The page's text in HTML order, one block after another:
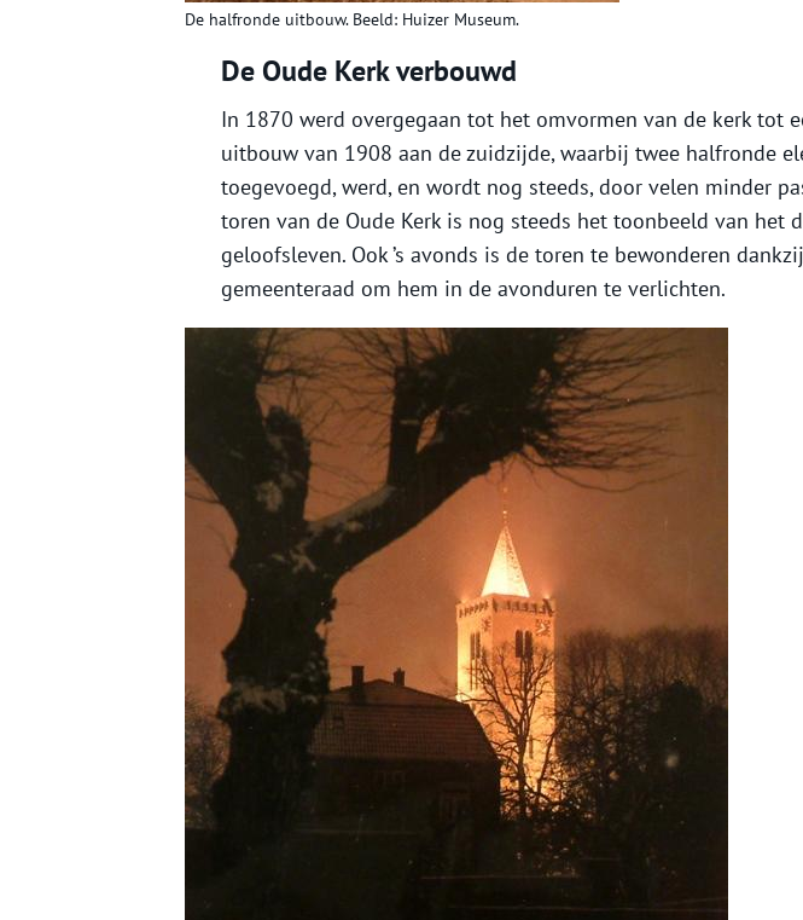
De halfronde uitbouw. Beeld: Huizer Museum.
De Oude Kerk verbouwd
In 1870 werd overgegaan tot het omvormen van de kerk tot
uitbouw van 1908 aan de zuidzijde, waarbij twee halfronde
toegevoegd, werd, en wordt nog steeds, door velen minder
toren van de Oude Kerk is nog steeds het toonbeeld van het
geloofsleven. Ook ’s avonds is de toren te bewonderen
gemeenteraad om hem in de avonduren te verlichten.